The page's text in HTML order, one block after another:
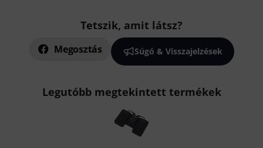
Tetszik, amit látsz?
Megosztás Súgó & Visszajelzések
Legutóbb megtekintett termékek